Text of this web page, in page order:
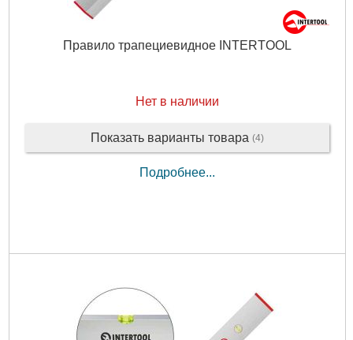
Правило трапециевидное INTERTOOL
Нет в наличии
Показать варианты товара (4)
Подробнее...